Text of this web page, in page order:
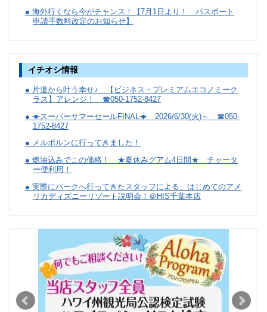
● 海外行くなら今がチャンス！【7月1日より！ パスポート
申請手数料改定のお知らせ】
イチオシ情報
● 片道から叶う幸せ♪ 【ビジネス・プレミアムエコノミーク
ラス】アレンジ！ ☎050-1752-8427
● ☀スーパーサマーセールFINAL☀ 2026/6/30(火)～ ☎050-
1752-8427
● メルボルンに行ってきました！
● 燃油込みでこの価格！ ★夏休みグアム4日間★ チャータ
ー便利用！
● 実際にパークへ行ってきたスタッフによる、はじめてのアメ
リカディズニーリゾート説明会！＠HIS千葉本店